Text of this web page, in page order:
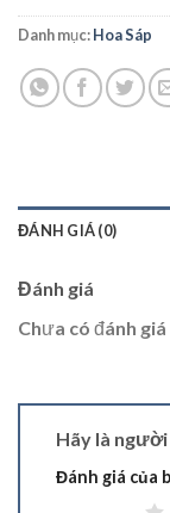
Danh mục:Hoa Sáp
ĐÁNH GIÁ (0)
Đánh giá
Chưa có đánh giá
Hãy là người
Đánh giá của